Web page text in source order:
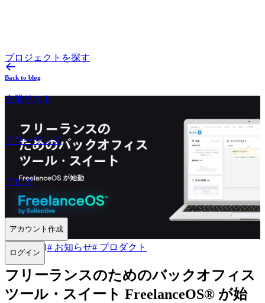
プロジェクトを探す
企業リスト
フリーランス
ブログ
アカウント作成
ログイン
Back to blog
2023.09.21# お知らせ# プロダクト
フリーランスのためのバックオフィス
ツール・スイート FreelanceOS® が始